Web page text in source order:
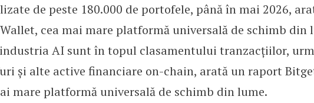
de peste 180.000 de portofele, până în mai 2026,
cea mai mare platformă universală de schimb din
AI sunt în topul clasamentului tranzacțiilor,
și alte active financiare on-chain, arată un raport
mare platformă universală de schimb din lume.